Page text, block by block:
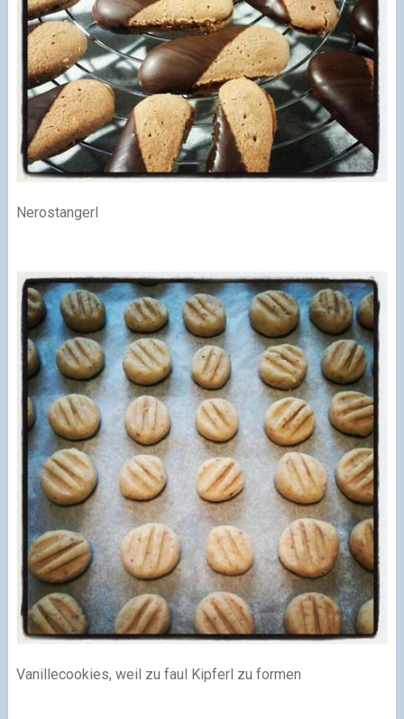
Nerostangerl
Vanillecookies, weil zu faul Kipferl zu formen